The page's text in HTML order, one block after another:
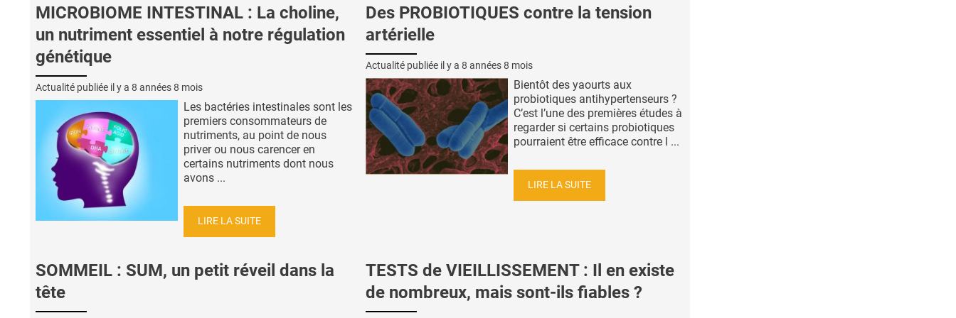
MICROBIOME INTESTINAL : La choline,
un nutriment essentiel à notre régulation
génétique
Actualité publiée il y a 8 années 8 mois
Les bactéries intestinales sont les
premiers consommateurs de
nutriments, au point de nous
priver ou nous carencer en
certains nutriments dont nous
avons ...
LIRE LA SUITE
Des PROBIOTIQUES contre la tension
artérielle
Actualité publiée il y a 8 années 8 mois
Bientôt des yaourts aux
probiotiques antihypertenseurs ?
C’est l’une des premières études à
regarder si certains probiotiques
pourraient être efficace contre l ...
LIRE LA SUITE
SOMMEIL : SUM, un petit réveil dans la
tête
TESTS de VIEILLISSEMENT : Il en existe
de nombreux, mais sont-ils fiables ?